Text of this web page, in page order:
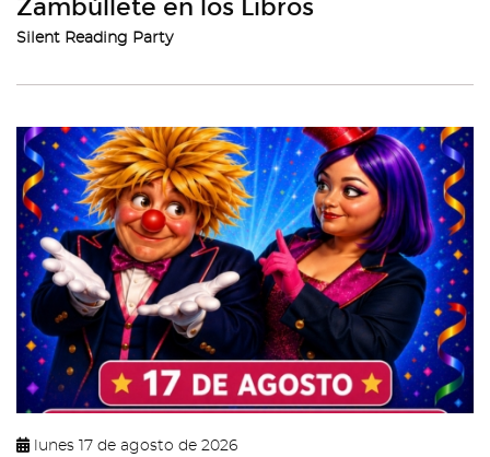
Zambúllete en los Libros
Silent Reading Party
lunes 17 de agosto de 2026